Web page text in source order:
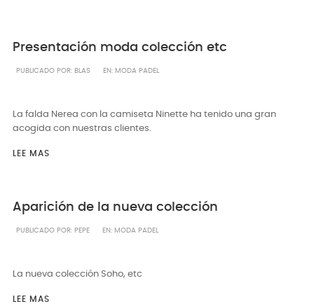
Presentación moda colección etc
PUBLICADO POR: BLAS EN: MODA PADEL
La falda Nerea con la camiseta Ninette ha tenido una gran
acogida con nuestras clientes.
LEE MAS
Aparición de la nueva colección
PUBLICADO POR: PEPE EN: MODA PADEL
La nueva colección Soho, etc
LEE MAS